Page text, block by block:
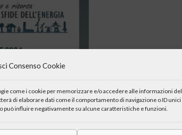
Consenso Cookie
come i cookie per memorizzare e/o accedere alle informazioni del
di elaborare dati come il comportamento di navigazione o ID unici
influire negativamente su alcune caratteristiche e funzioni.